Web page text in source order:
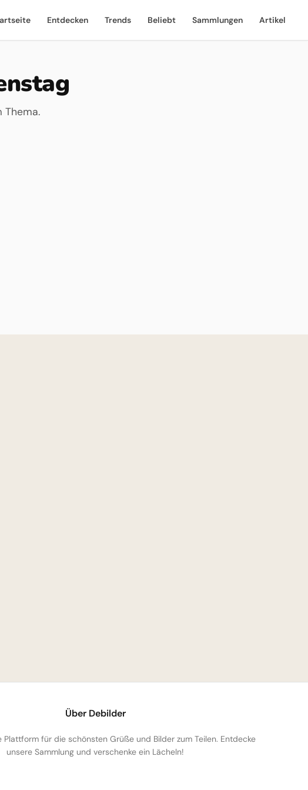
Entdecken Trends Beliebt Sammlungen Artikel
Thema.
Über Debilder
Plattform für die schönsten Grüße und Bilder zum Teilen. Entdecke
unsere Sammlung und verschenke ein Lächeln!